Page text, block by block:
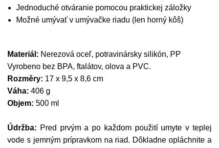
Jednoduché otváranie pomocou praktickej záložky
Možné umývať v umývačke riadu (len horný kôš)
Materiál: Nerezová oceľ, potravinársky silikón, PP
Vyrobeno bez BPA, ftalátov, olova a PVC.
Rozměry: 17 x 9,5 x 8,6 cm
Váha: 406 g
Objem: 500 ml
Údržba: Pred prvým a po každom použití umyte v teplej
vode s jemným prípravkom na riad. Dôkladne opláchnite a